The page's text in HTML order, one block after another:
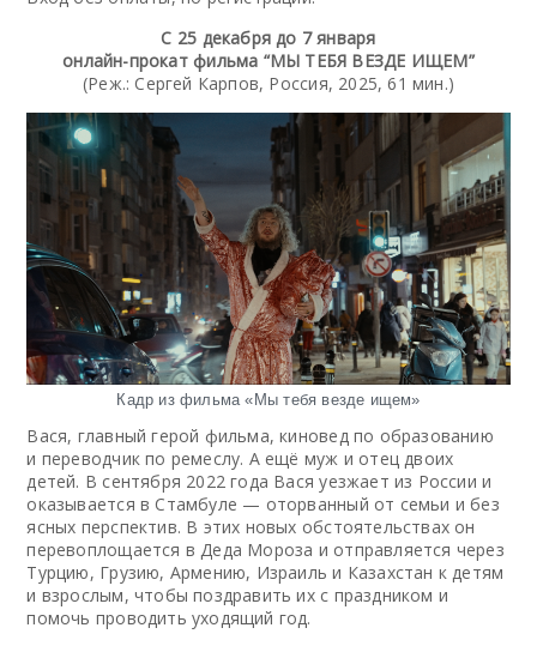
С 25 декабря до 7 января
онлайн-прокат фильма “МЫ ТЕБЯ ВЕЗДЕ ИЩЕМ”
(Реж.: Сергей Карпов, Россия, 2025, 61 мин.)
Кадр из фильма «Мы тебя везде ищем»
Вася, главный герой фильма, киновед по образованию
и переводчик по ремеслу. А ещё муж и отец двоих
детей. В сентября 2022 года Вася уезжает из России и
оказывается в Стамбуле — оторванный от семьи и без
ясных перспектив. В этих новых обстоятельствах он
перевоплощается в Деда Мороза и отправляется через
Турцию, Грузию, Армению, Израиль и Казахстан к детям
и взрослым, чтобы поздравить их с праздником и
помочь проводить уходящий год.